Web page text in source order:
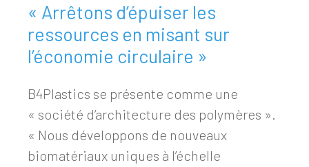
« Arrêtons d’épuiser les
ressources en misant sur
l’économie circulaire »
B4Plastics se présente comme une
« société d’architecture des polymères ».
« Nous développons de nouveaux
biomatériaux uniques à l’échelle